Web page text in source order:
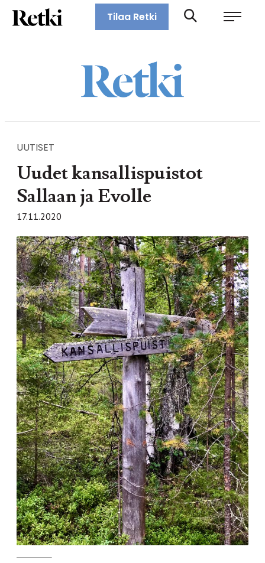
Siirry
suoraan
Retki-lehti
Tilaa Retki
UUTISET
Uudet kansallispuistot
Sallaan ja Evolle
17.11.2020